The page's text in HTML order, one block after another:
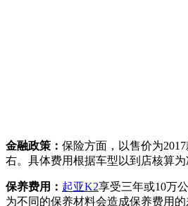
金融政策： 保险方面，以售价为
右。具体费用根据车型以到店核算为
保养费用： 起亚K2享受三年或10万
为不同的保养材料会造成保养费用